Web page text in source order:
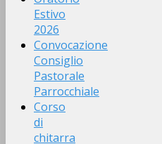
Estivo
2026
Convocazione
Consiglio
Pastorale
Parrocchiale
Corso
di
chitarra